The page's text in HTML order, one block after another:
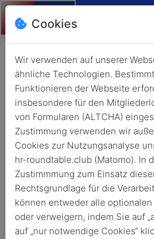
Montag, den 02.
18:00 Uhr
Cookies
Wir verwenden auf unserer
ähnliche Technologien.
Funktionieren der Webseite
insbesondere für den
von Formularen (ALTCHA)
Zustimmung verwenden wir
Cookies zur Nutzungsanalyse
hr-roundtable.club (Matomo). In
Zustimmmung zum Einsatz
Rechtsgrundlage für die
können entweder alle
oder verweigern, indem Sie auf
auf „nur notwendige Cookies“